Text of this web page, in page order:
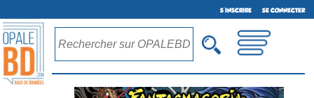
S'INSCRIRE SE CONNECTER